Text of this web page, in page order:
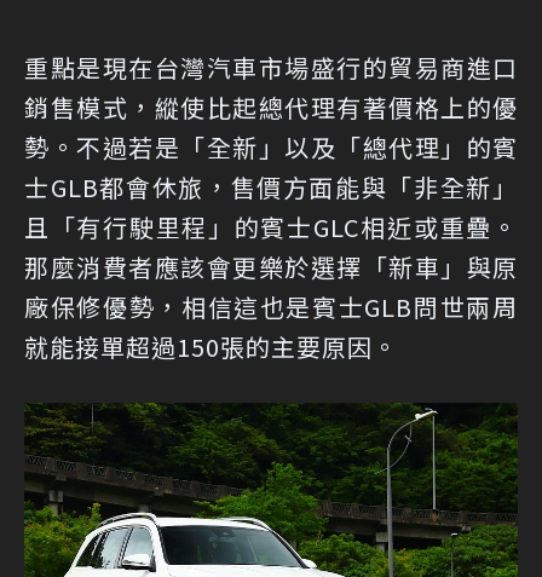
重點是現在台灣汽車市場盛行的貿易商進口
銷售模式，縱使比起總代理有著價格上的優
勢。不過若是「全新」以及「總代理」的賓
士GLB都會休旅，售價方面能與「非全新」
且「有行駛里程」的賓士GLC相近或重疊。
那麼消費者應該會更樂於選擇「新車」與原
廠保修優勢，相信這也是賓士GLB問世兩周
就能接單超過150張的主要原因。